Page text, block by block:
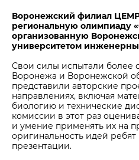
Воронежский филиал
региональную олимпиаду
организованную
университетом
Свои силы испытали более
Воронежа и Воронежской
представили авторские
направлениях, включая
биологию и технические
комиссии в этот раз
и умение применять их на
оригинальность идей ребят
презентации.
Контакты
Контакты
Контакты для СМИ
Служба доверия